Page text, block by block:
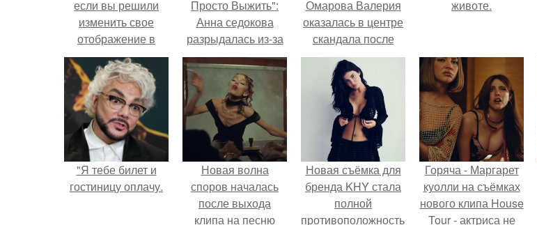
если вы решили
изменить свое
отображение в
зеркале, вам стоит
это прочесть!
Просто Выжить":
Анна седокова
разрыдалась из-за
жесткой травли и
проклятий в сети.
Омарова Валерия
оказалась в центре
скандала после
визита блогера
Марины ильиной в
её
косметологическую
клинику.
животе.
"Я тебе билет и
гостиницу оплачу.
Новая волна
споров началась
после выхода
клипа на песню
Новая съёмка для
бренда KHY стала
полной
противоположностью
Горяча - Маргарет
куолли на съёмках
нового клипа House
Tour - актриса не